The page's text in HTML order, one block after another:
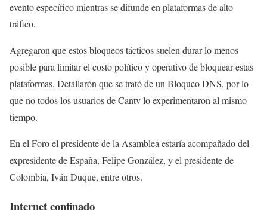
evento específico mientras se difunde en plataformas de alto
tráfico.
Agregaron que estos bloqueos tácticos suelen durar lo menos
posible para limitar el costo político y operativo de bloquear estas
plataformas. Detallarón que se trató de un Bloqueo DNS, por lo
que no todos los usuarios de Cantv lo experimentaron al mismo
tiempo.
En el Foro el presidente de la Asamblea estaría acompañado del
expresidente de España, Felipe González, y el presidente de
Colombia, Iván Duque, entre otros.
Internet confinado